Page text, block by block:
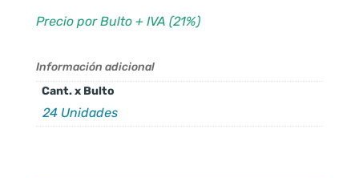
Precio por Bulto + IVA (21%)
Información adicional
Cant. x Bulto
24 Unidades